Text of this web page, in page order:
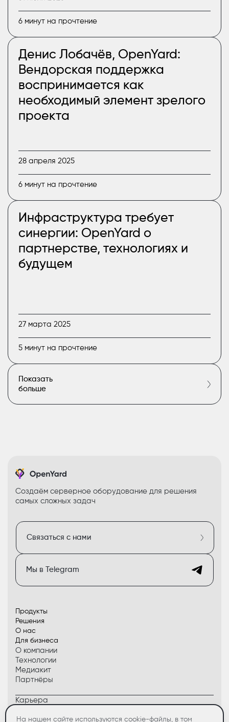
6 минут на прочтение
Денис Лобачёв, OpenYard:
Вендорская поддержка
воспринимается как
необходимый элемент зрелого
проекта
28 апреля 2025
6 минут на прочтение
Инфраструктура требует
синергии: OpenYard о
партнерстве, технологиях и
будущем
27 марта 2025
5 минут на прочтение
Показать
больше
Создаём серверное оборудование для решения
самых сложных задач
Связаться с нами
Мы в Telegram
Продукты
Решения
О нас
Для бизнеса
О компании
Технологии
Медиакит
Партнёры
Карьера
Сервис
На нашем сайте используются cookie-файлы, в том